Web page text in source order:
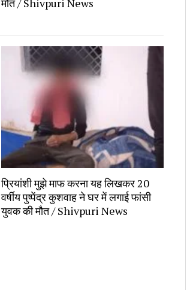
मौत / Shivpuri News
प्रियांशी मुझे माफ करना यह लिखकर 20
वर्षीय पुष्पेंद्र कुशवाह ने घर में लगाई फांसी
युवक की मौत / Shivpuri News